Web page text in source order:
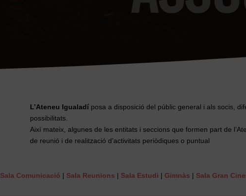
L’Ateneu Igualadíposa a disposició del públic general i als socis,
possibilitats.
Així mateix, algunes de les entitats i seccions que formen part de
de reunió i de realització d’activitats periòdiques o puntual
Sala Comunicació | Sala Reunions | Sala Estudi | Gimnàs | Sala Gran